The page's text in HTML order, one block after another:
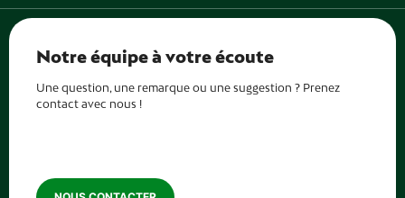
Notre équipe à votre écoute
Une question, une remarque ou une suggestion ? Prenez
contact avec nous !